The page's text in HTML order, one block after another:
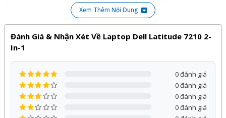
Cực kỳ dễ dàng chuyển đổi qua lại giữa chế độ sử dụng
và sau.
2. Cấu hình máy mạnh và đa nhiệm hiệu quả
Dell Latitude 7210 có nhiều phiên bản phần cứng khác
nhau, Core i5, i7, 8GB RAM, 16GB RAM, Riêng bản shop
đang giới thiệu là bản chạy intel core
,8GB
Xem Thêm Nội Dung
Đánh Giá & Nhận Xét Về Laptop Dell Latitude 7210 2-
In-1
0 đánh giá
0 đánh giá
0 đánh giá
0 đánh giá